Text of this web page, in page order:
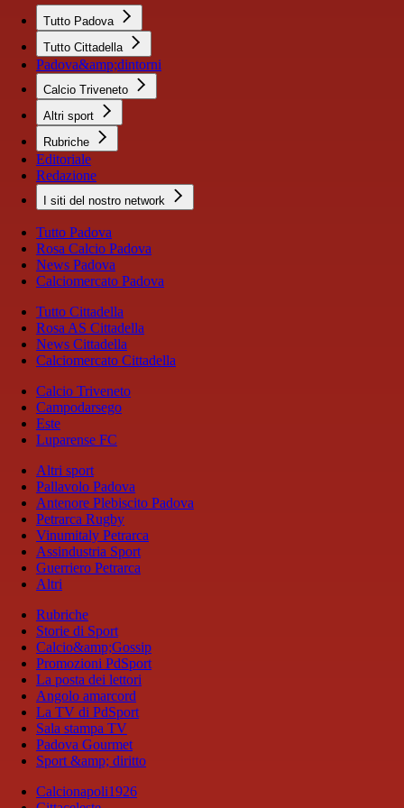
Tutto Padova
Tutto Cittadella
Padova&amp;dintorni
Calcio Triveneto
Altri sport
Rubriche
Editoriale
Redazione
I siti del nostro network
Tutto Padova
Rosa Calcio Padova
News Padova
Calciomercato Padova
Tutto Cittadella
Rosa AS Cittadella
News Cittadella
Calciomercato Cittadella
Calcio Triveneto
Campodarsego
Este
Luparense FC
Altri sport
Pallavolo Padova
Antenore Plebiscito Padova
Petrarca Rugby
Vinumitaly Petrarca
Assindustria Sport
Guerriero Petrarca
Altri
Rubriche
Storie di Sport
Calcio&amp;Gossip
Promozioni PdSport
La posta dei lettori
Angolo amarcord
La TV di PdSport
Sala stampa TV
Padova Gourmet
Sport &amp; diritto
Calcionapoli1926